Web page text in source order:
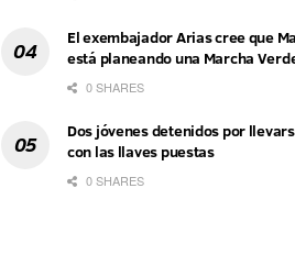
El exembajador Arias cree que
está planeando una Marcha
0 SHARES
Dos jóvenes detenidos por
con las llaves puestas
0 SHARES